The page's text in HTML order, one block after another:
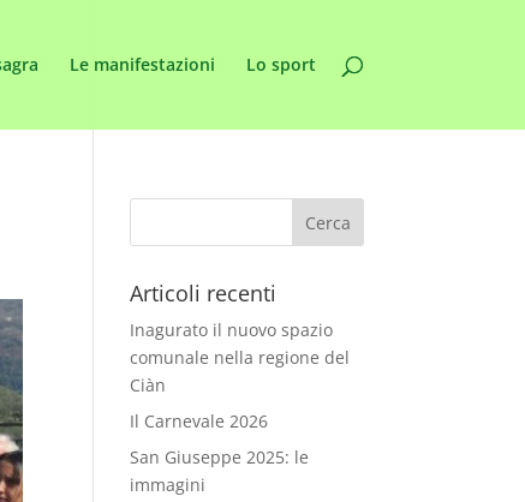
Le manifestazioni Lo sport
Articoli recenti
Inagurato il nuovo spazio
comunale nella regione del
Ciàn
Il Carnevale 2026
San Giuseppe 2025: le
immagini